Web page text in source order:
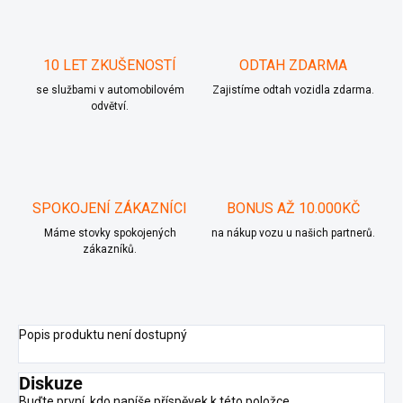
10 LET ZKUŠENOSTÍ
se službami v automobilovém
odvětví.
ODTAH ZDARMA
Zajistíme odtah vozidla zdarma.
SPOKOJENÍ ZÁKAZNÍCI
Máme stovky spokojených
zákazníků.
BONUS AŽ 10.000KČ
na nákup vozu u našich partnerů.
Popis produktu není dostupný
Diskuze